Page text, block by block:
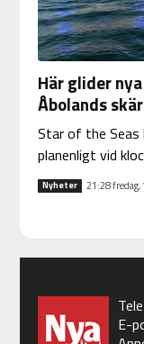
Här glider
Åbolands
Star of the Seas
planenligt vid
Nyheter 21:28 fredag,
E-